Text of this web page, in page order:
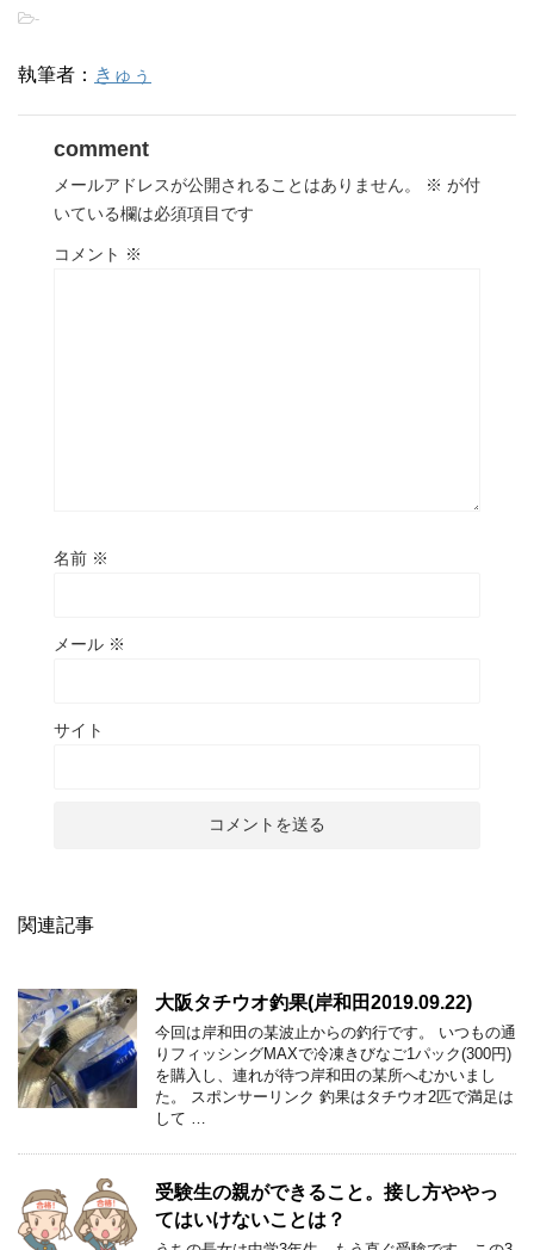
-
執筆者： きゅぅ
comment
メールアドレスが公開されることはありません。 ※ が付
いている欄は必須項目です
コメント ※
名前 ※
メール ※
サイト
関連記事
大阪タチウオ釣果(岸和田2019.09.22)
今回は岸和田の某波止からの釣行です。 いつもの通
りフィッシングMAXで冷凍きびなご1パック(300円)
を購入し、連れが待つ岸和田の某所へむかいまし
た。 スポンサーリンク 釣果はタチウオ2匹で満足は
して …
受験生の親ができること。接し方ややっ
てはいけないことは？